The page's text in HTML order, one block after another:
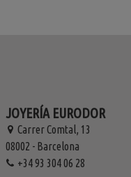
JOYERÍA EURODOR
Carrer Comtal, 13
08002 - Barcelona
+34 93 304 06 28